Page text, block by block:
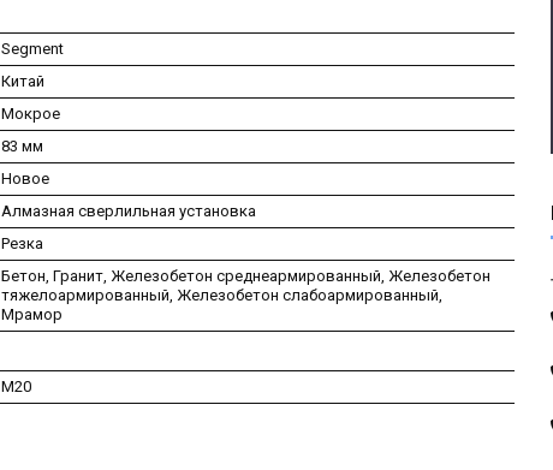
Segment
Китай
Мокрое
83 мм
Новое
Алмазная сверлильная установка
Резка
Бетон, Гранит, Железобетон среднеармированный, Железобетон
тяжелоармированный, Железобетон слабоармированный,
Мрамор
M20